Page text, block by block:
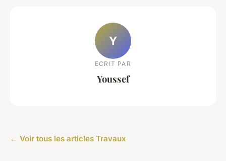
Y
ECRIT PAR
Youssef
← Voir tous les articles Travaux